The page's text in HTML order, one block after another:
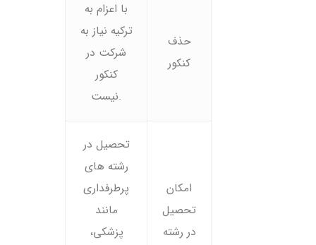
با اعزام به
ترکیه نیاز به
شرکت در
کنکور
نیست.
حذف
کنکور
تحصیل در
رشته های
پرطرفداری
مانند
پزشکی،
امکان
تحصیل
در رشته